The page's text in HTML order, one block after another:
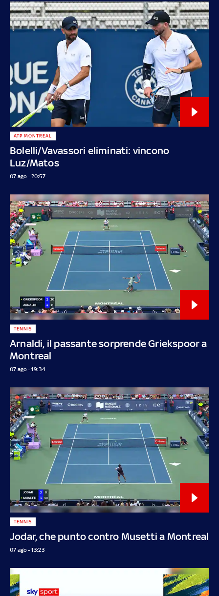
Bolelli/Vavassori eliminati: vincono
Luz/Matos
ATP MONTREAL
07 ago - 20:57
Arnaldi, il passante sorprende Griekspoor a
Montreal
TENNIS
07 ago - 19:34
Jodar, che punto contro Musetti a Montreal
TENNIS
07 ago - 13:23